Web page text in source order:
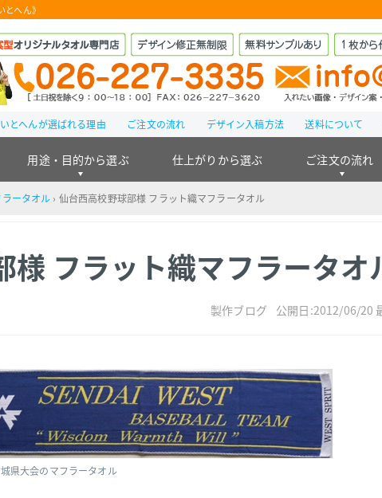
へん》
いとへんが選ばれる理由 ご注文の流れ デザイン入稿方法 送料について
用途・目的から選ぶ 仕上がりから選ぶ ご注文の流れ
ラータオル › 仙台西高校野球部様 フラット織マフラータオル
様 フラット織マフラータオ
製作ブログ 公開日:2012/06/20
県大会のマフラータオル